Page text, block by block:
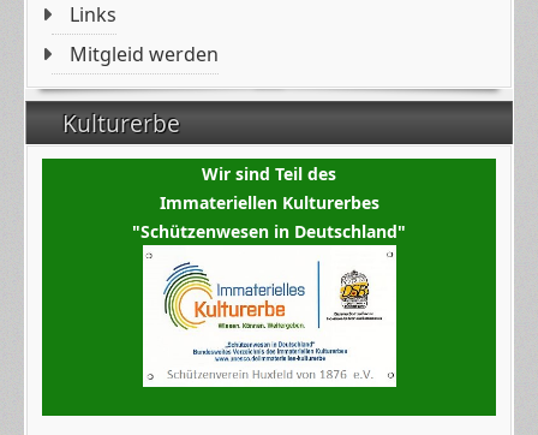
Links
Mitgleid werden
Kulturerbe
Wir sind Teil des
Immateriellen Kulturerbes
"Schützenwesen in Deutschland"